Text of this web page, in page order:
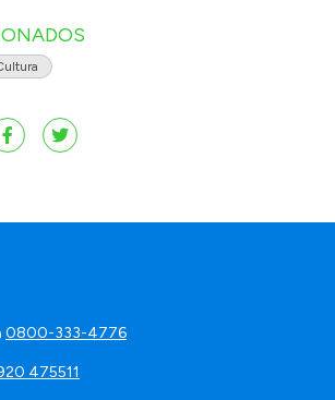
0800-333-4776
475511